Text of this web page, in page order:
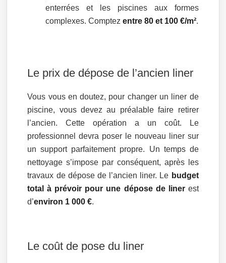
enterrées et les piscines aux formes
complexes. Comptezentre 80 et 100 €/m².
Le prix de dépose de l’ancien liner
Vous vous en doutez, pour changer un liner de
piscine, vous devez au préalable faire retirer
l’ancien. Cette opération a un coût. Le
professionnel devra poser le nouveau liner sur
un support parfaitement propre. Un temps de
nettoyage s’impose par conséquent, après les
travaux de dépose de l’ancien liner. Le budget
total à prévoir pour une dépose de linerest
d’environ 1 000 €.
Le coût de pose du liner